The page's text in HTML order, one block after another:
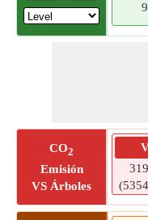
CO2
Emisión
VS Árboles